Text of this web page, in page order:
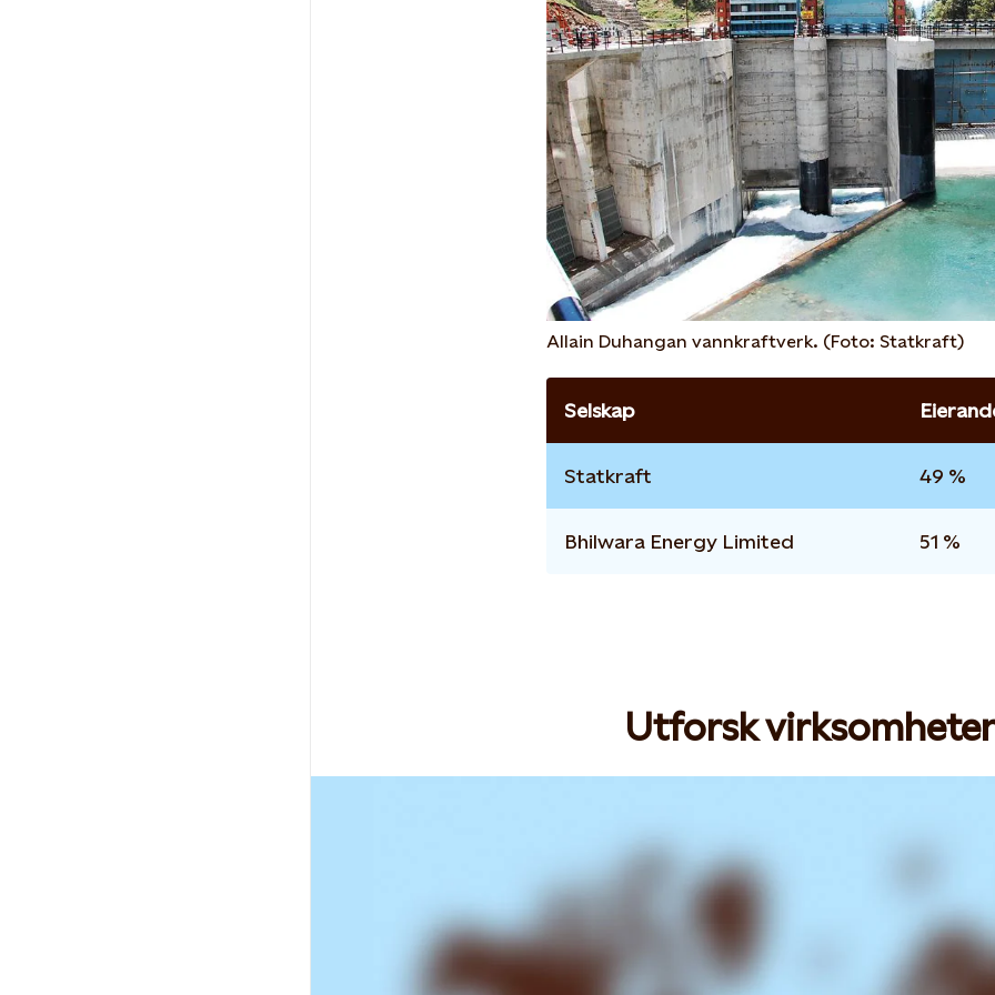
Allain Duhangan vannkraftverk. (Foto: Statkraft)
Selskap
Statkraft 49 %
Bhilwara Energy Limited 51 %
Utforsk